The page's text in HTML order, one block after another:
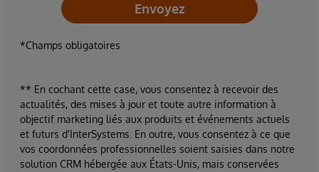
Envoyez
*Champs obligatoires
** En cochant cette case, vous consentez à recevoir des
actualités, des mises à jour et toute autre information à
objectif marketing liés aux produits et événements actuels
et futurs d'InterSystems. En outre, vous consentez à ce que
vos coordonnées professionnelles soient saisies dans notre
solution CRM hébergée aux États-Unis, mais conservées